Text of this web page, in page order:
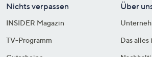
Nichts verpassen
INSIDER Magazin
TV-Programm
Über
Das alles